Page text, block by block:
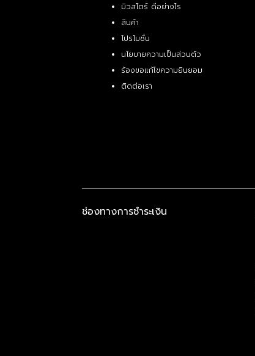
มิวสโตร์ ดีอย่างไร
สินค้า
โปรโมชั่น
นโยบายความเป็นส่วนตัว
ร้องขอแก้ไขความยินยอม
ติดต่อเรา
ช่องทางการชำระเงิน